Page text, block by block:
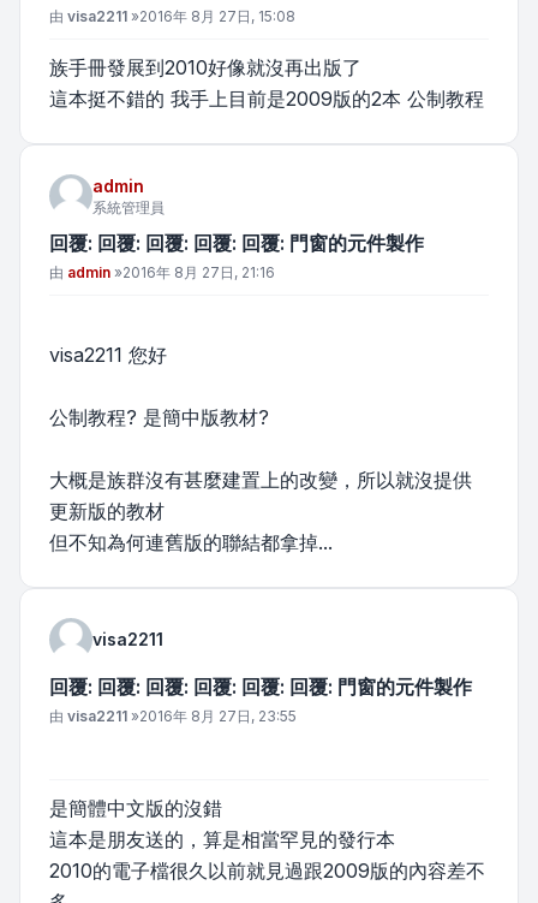
文章
由 visa2211 »2016年 8月 27日, 15:08
族手冊發展到2010好像就沒再出版了
這本挺不錯的 我手上目前是2009版的2本 公制教程
admin
系統管理員
回覆: 回覆: 回覆: 回覆: 回覆: 門窗的元件製作
文章
由 admin »2016年 8月 27日, 21:16
visa2211 您好
公制教程? 是簡中版教材?
大概是族群沒有甚麼建置上的改變，所以就沒提供
更新版的教材
但不知為何連舊版的聯結都拿掉...
visa2211
回覆: 回覆: 回覆: 回覆: 回覆: 回覆: 門窗的元件製作
文章
由 visa2211 »2016年 8月 27日, 23:55
是簡體中文版的沒錯
這本是朋友送的，算是相當罕見的發行本
2010的電子檔很久以前就見過跟2009版的內容差不